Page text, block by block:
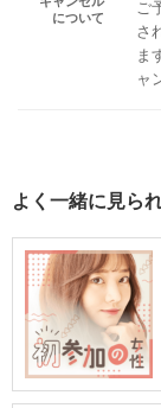
について
ご
さ
ま
ャ
よく一緒に見ら